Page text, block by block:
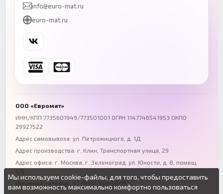
Челябинск
+7 (343) 300-99-67
Ростов-на-Дону
+7 (863) 333-50-75
Волгоград
+7 (844) 261-36-12
Омск
info@euro-mat.ru
euro-mat.ru
ООО «Евромат»
ИНН/КПП 7735601949/773501001 ОГРН 1147746541953 ОКПО
29927522
Адрес самовывоза: ул. Петрожицкого, д. 1Д
Адрес производства: г. Клин, Транспортная улица, 29
Адрес офиса: г. Москва, г. Зеленоград ул. Юности, д. 8, помещ.
1/5
Основной телефон:
+7 (863) 333-50-75
Мы используем cookie-файлы, для того, чтобы предоставить
вам возможность максимально комфортно пользоваться